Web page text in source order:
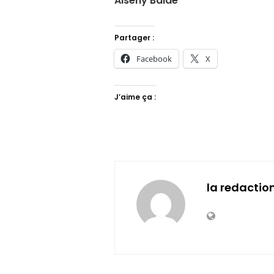
Partager :
Facebook X
J’aime ça :
la